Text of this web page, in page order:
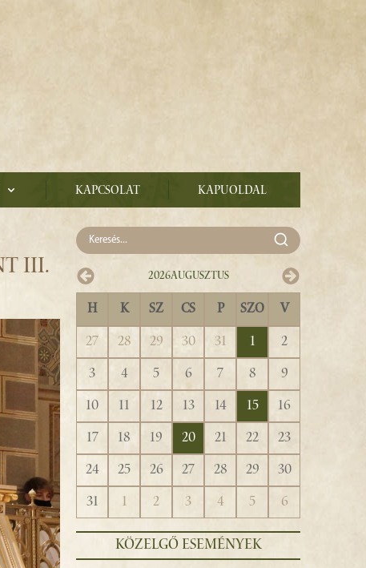
Kapcsolat Kapuoldal
III.
2026Augusztus
H K SZ CS P SZO V
27 28 29 30 31 1
2
3
4 5 6 7 8
9
10
11 12 13 14 15
16
17
18 19 20 21 22
23
24
25 26 27 28 29
30
31
1 2 3 4 5 6
KÖZELGŐ ESEMÉNYEK